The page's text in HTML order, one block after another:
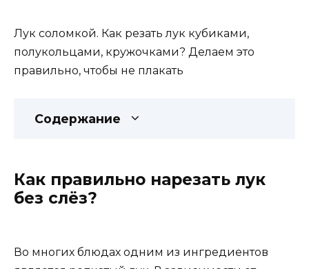
Лук соломкой. Как резать лук кубиками,
полукольцами, кружочками? Делаем это
правильно, чтобы не плакать
Содержание
Как правильно нарезать лук
без слёз?
Во многих блюдах одним из ингредиентов